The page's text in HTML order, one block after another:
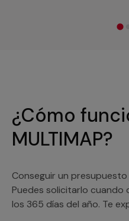
¿Cómo
MULTIMAP?
Conseguir un presupuesto
Puedes solicitarlo cuando
los 365 días del año. Te